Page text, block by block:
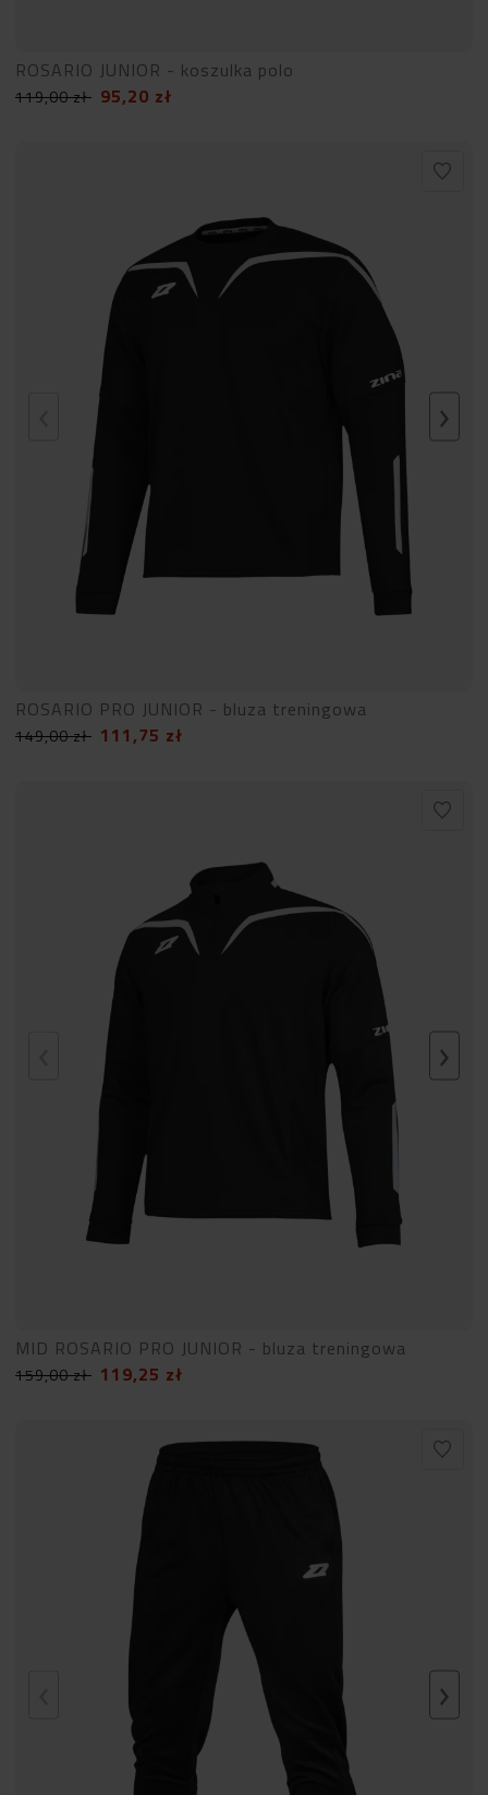
ROSARIO JUNIOR - koszulka polo
119,00zł 95,20 zł
ROSARIO PRO JUNIOR - bluza treningowa
149,00zł 111,75 zł
MID ROSARIO PRO JUNIOR - bluza treningowa
159,00zł 119,25 zł